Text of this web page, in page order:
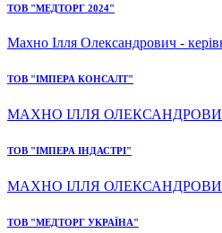
ТОВ "МЕДТОРГ 2024"
Махно Ілля Олександрович -
ТОВ "ІМПЕРА КОНСАЛТ"
МАХНО ІЛЛЯ
ТОВ "ІМПЕРА ІНДАСТРІ"
МАХНО ІЛЛЯ ОЛЕКСАНДРОВИЧ
ТОВ "МЕДТОРГ УКРАЇНА"